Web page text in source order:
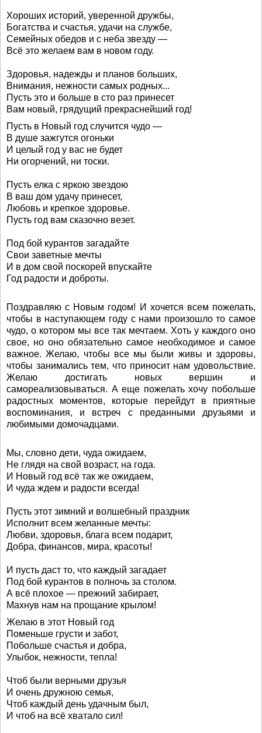
Хороших историй, уверенной дружбы,
Богатства и счастья, удачи на службе,
Семейных обедов и с неба звезду —
Всё это желаем вам в новом году.
Здоровья, надежды и планов больших,
Внимания, нежности самых родных...
Пусть это и больше в сто раз принесет
Вам новый, грядущий прекраснейший год!
Пусть в Новый год случится чудо —
В душе зажгутся огоньки
И целый год у вас не будет
Ни огорчений, ни тоски.
Пусть елка с яркою звездою
В ваш дом удачу принесет,
Любовь и крепкое здоровье.
Пусть год вам сказочно везет.
Под бой курантов загадайте
Свои заветные мечты
И в дом свой поскорей впускайте
Год радости и доброты.
Поздравляю с Новым годом! И хочется всем пожелать,
чтобы в наступающем году с нами произошло то самое
чудо, о котором мы все так мечтаем. Хоть у каждого оно
свое, но оно обязательно самое необходимое и самое
важное. Желаю, чтобы все мы были живы и здоровы,
чтобы занимались тем, что приносит нам удовольствие.
Желаю достигать новых вершин и
самореализовываться. А еще пожелать хочу побольше
радостных моментов, которые перейдут в приятные
воспоминания, и встреч с преданными друзьями и
любимыми домочадцами.
Мы, словно дети, чуда ожидаем,
Не глядя на свой возраст, на года.
И Новый год всё так же ожидаем,
И чуда ждем и радости всегда!
Пусть этот зимний и волшебный праздник
Исполнит всем желанные мечты:
Любви, здоровья, блага всем подарит,
Добра, финансов, мира, красоты!
И пусть даст то, что каждый загадает
Под бой курантов в полночь за столом.
А всё плохое — прежний забирает,
Махнув нам на прощание крылом!
Желаю в этот Новый год
Поменьше грусти и забот,
Побольше счастья и добра,
Улыбок, нежности, тепла!
Чтоб были верными друзья
И очень дружною семья,
Чтоб каждый день удачным был,
И чтоб на всё хватало сил!